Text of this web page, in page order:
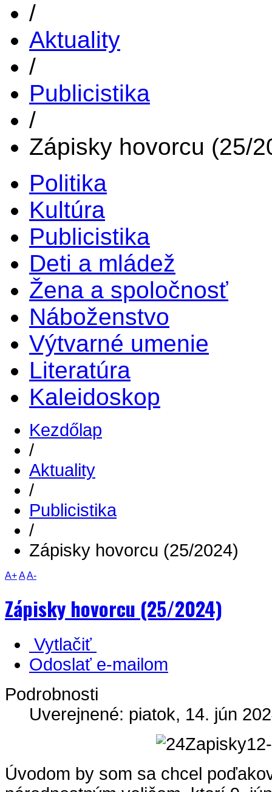
/
Aktuality
/
Publicistika
/
Zápisky hovorcu (25/
Politika
Kultúra
Publicistika
Deti a mládež
Žena a spoločnosť
Náboženstvo
Výtvarné umenie
Literatúra
Kaleidoskop
Kezdőlap
/
Aktuality
/
Publicistika
/
Zápisky hovorcu (25/2024)
A+AA-
Zápisky hovorcu (25/2024)
Vytlačiť
Odoslať e-mailom
Podrobnosti
Uverejnené: piatok, 14. jún
Úvodom by som sa chcel